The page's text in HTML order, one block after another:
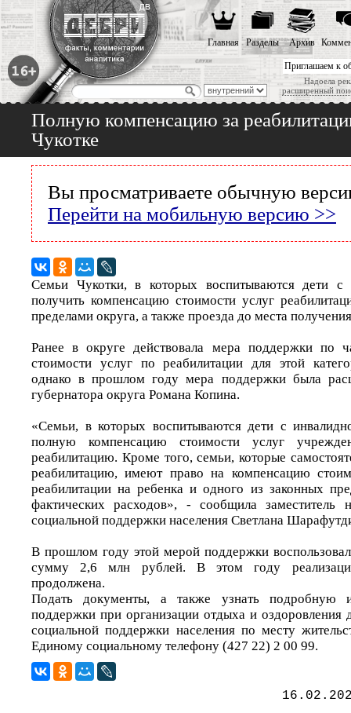
Приглашаем к
Надоела
расширенный
Главная Разделы Архив
Полную компенсацию за
Чукотке
Вы просматриваете обычную
Перейти на мобильную версию >>
Семьи Чукотки, в которых воспитываются дети с
получить компенсацию стоимости услуг
пределами округа, а также проезда до места
Ранее в округе действовала мера поддержки по
стоимости услуг по реабилитации для этой
однако в прошлом году мера поддержки была
губернатора округа Романа Копина.
«Семьи, в которых воспитываются дети с
полную компенсацию стоимости услуг
реабилитацию. Кроме того, семьи, которые
реабилитацию, имеют право на компенсацию
реабилитации на ребенка и одного из законных
фактических расходов», - сообщила заместитель
социальной поддержки населения Светлана
В прошлом году этой мерой поддержки
сумму 2,6 млн рублей. В этом году
продолжена.
Подать документы, а также узнать подробную
поддержки при организации отдыха и оздоровления
социальной поддержки населения по месту
Единому социальному телефону (427 22) 2 00 99.